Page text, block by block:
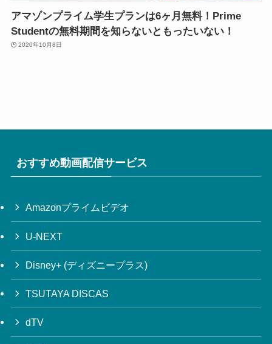
アマゾンプライム学生プランは6ヶ月無料！Prime
Studentの無料期間を知らないともったいない！
2020年10月8日
おすすめ動画配信サービス
Amazonプライムビデオ
U-NEXT
Disney+ (ディズニープラス)
TSUTAYA DISCAS
dTV